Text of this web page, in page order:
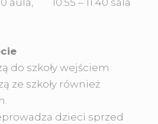
do szkoły wejściem
ze szkoły również
dzieci sprzed